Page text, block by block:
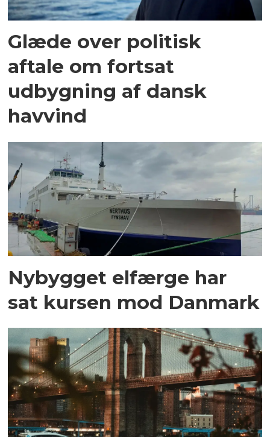
Glæde over politisk
aftale om fortsat
udbygning af dansk
havvind
Nybygget elfærge har
sat kursen mod Danmark